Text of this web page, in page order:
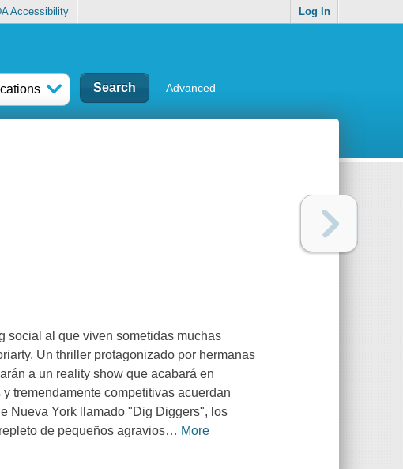
Accessibility Log In
Advanced
social al que viven sometidas muchas
Un thriller protagonizado por hermanas
a un reality show que acabará en
tremendamente competitivas acuerdan
Nueva York llamado "Dig Diggers", los
de pequeños agravios… More